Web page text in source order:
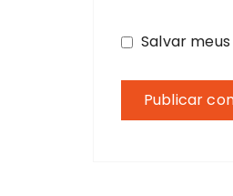
Salvar